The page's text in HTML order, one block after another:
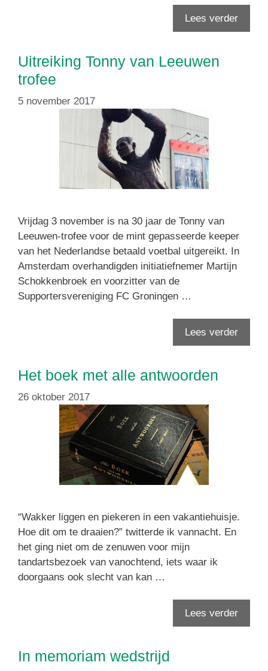
Lees verder
Uitreiking Tonny van Leeuwen
trofee
5 november 2017
Vrijdag 3 november is na 30 jaar de Tonny van
Leeuwen-trofee voor de mint gepasseerde keeper
van het Nederlandse betaald voetbal uitgereikt. In
Amsterdam overhandigden initiatiefnemer Martijn
Schokkenbroek en voorzitter van de
Supportersvereniging FC Groningen …
Lees verder
Het boek met alle antwoorden
26 oktober 2017
“Wakker liggen en piekeren in een vakantiehuisje.
Hoe dit om te draaien?” twitterde ik vannacht. En
het ging niet om de zenuwen voor mijn
tandartsbezoek van vanochtend, iets waar ik
doorgaans ook slecht van kan …
Lees verder
In memoriam wedstrijd